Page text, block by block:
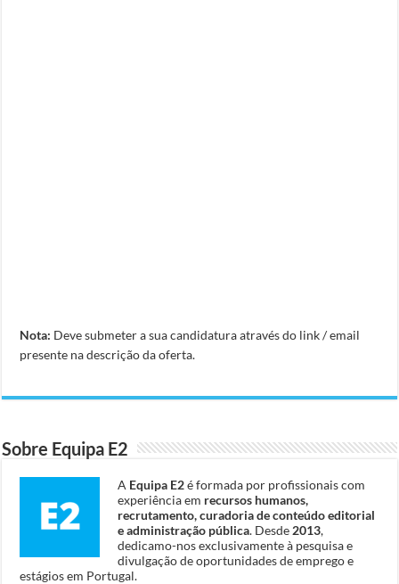
Nota: Deve submeter a sua candidatura através do link / email
presente na descrição da oferta.
Sobre Equipa E2
A Equipa E2é formada por profissionais com
experiência em recursos humanos,
recrutamento, curadoria de conteúdo editorial
e administração pública. Desde 2013,
dedicamo-nos exclusivamente à pesquisa e
divulgação de oportunidades de emprego e
estágios em Portugal.